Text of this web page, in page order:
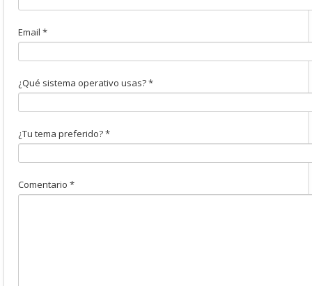
Email *
¿Qué sistema operativo usas?*
¿Tu tema preferido?*
Comentario *